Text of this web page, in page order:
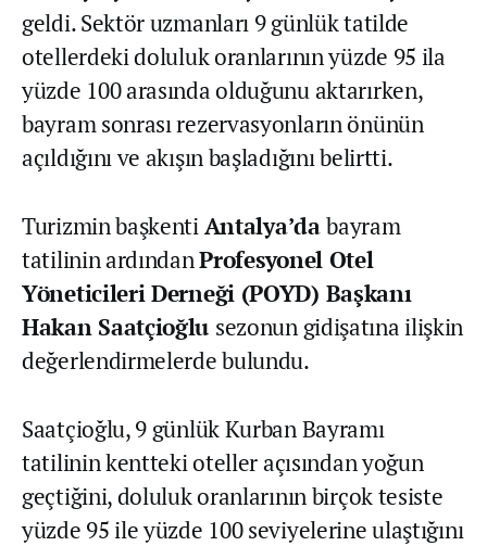
geldi. Sektör uzmanları 9 günlük tatilde
otellerdeki doluluk oranlarının yüzde 95 ila
yüzde 100 arasında olduğunu aktarırken,
bayram sonrası rezervasyonların önünün
açıldığını ve akışın başladığını belirtti.
Turizmin başkentiAntalya’dabayram
tatilinin ardındanProfesyonel Otel
Yöneticileri Derneği (POYD) Başkanı
Hakan Saatçioğlu sezonun gidişatına ilişkin
değerlendirmelerde bulundu.
Saatçioğlu, 9 günlük Kurban Bayramı
tatilinin kentteki oteller açısından yoğun
geçtiğini, doluluk oranlarının birçok tesiste
yüzde 95 ile yüzde 100 seviyelerine ulaştığını